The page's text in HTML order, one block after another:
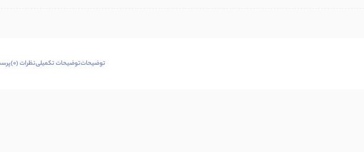
توضیحاتتوضیحات تکمیلینظرات (0)